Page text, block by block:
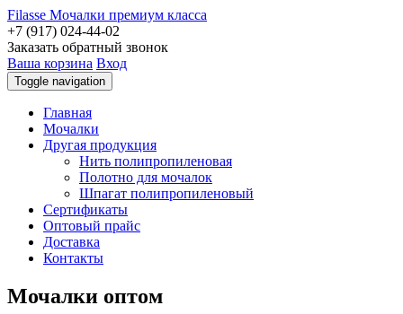
Filasse Мочалки премиум класса
+7 (917) 024-44-02
Заказать обратный звонок
Ваша корзина Вход
Toggle navigation
Главная
Мочалки
Другая продукция
Нить полипропиленовая
Полотно для мочалок
Шпагат полипропиленовый
Сертификаты
Оптовый прайс
Доставка
Контакты
Мочалки оптом